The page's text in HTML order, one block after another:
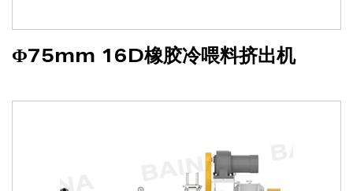
Φ75mm 16D橡胶冷喂料挤出机